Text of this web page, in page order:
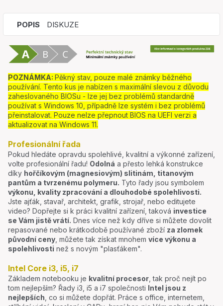
POPIS DISKUZE
POZNÁMKA: Pěkný stav, pouze malé známky běžného
používání. Tento kus je nabízen s maximální slevou z důvodu
zaheslovaného BIOSu - lze jej bez problémů standardně
používat s Windows 10, případně lze systém i bez problémů
přeinstalovat. Pouze nelze přepnout BIOS na UEFI verzi a
aktualizovat na Windows 11.
Profesionální řada
Pokud hledáte opravdu spolehlivé, kvalitní a výkonné zařízení,
volte profesionální řadu! Odolná a přesto lehká konstrukce
díky hořčíkovým (magnesiovým) slitinám, titanovým
pantům a tvrzenému polymeru. Tyto řady jsou symbolem
výkonu, kvality zpracování a dlouhodobé spolehlivosti.
Jste ajťák, stavař, architekt, grafik, strojař, nebo editujete
video? Dopřejte si k práci kvalitní zařízení, taková investice
se Vám jistě vrátí. Dnes více než kdy dříve si můžete dovolit
repasované nebo krátkodobě používané zboží za zlomek
původní ceny, můžete tak získat mnohem více výkonu a
spolehlivosti než s novým "plasťákem".
Intel Core i3, i5, i7
Základem notebooku je kvalitní procesor, tak proč nejít po
tom nejlepším? Řady i3, i5 a i7 společnosti Intel jsou z
nejlepších, co si můžete dopřát. Práce s office, internetem,